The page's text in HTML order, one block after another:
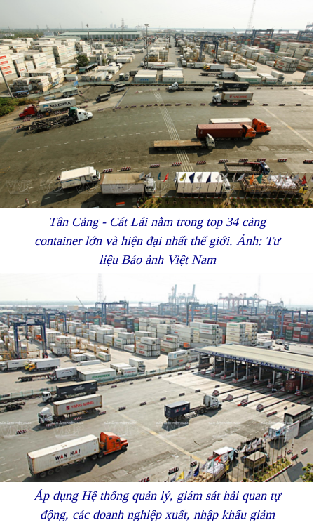
Tân Cảng - Cát Lái nằm trong top 34 cảng
container lớn và hiện đại nhất thế giới. Ảnh: Tư
liệu Báo ảnh Việt Nam
Áp dụng Hệ thống quản lý, giám sát hải quan tự
động, các doanh nghiệp xuất, nhập khẩu giảm